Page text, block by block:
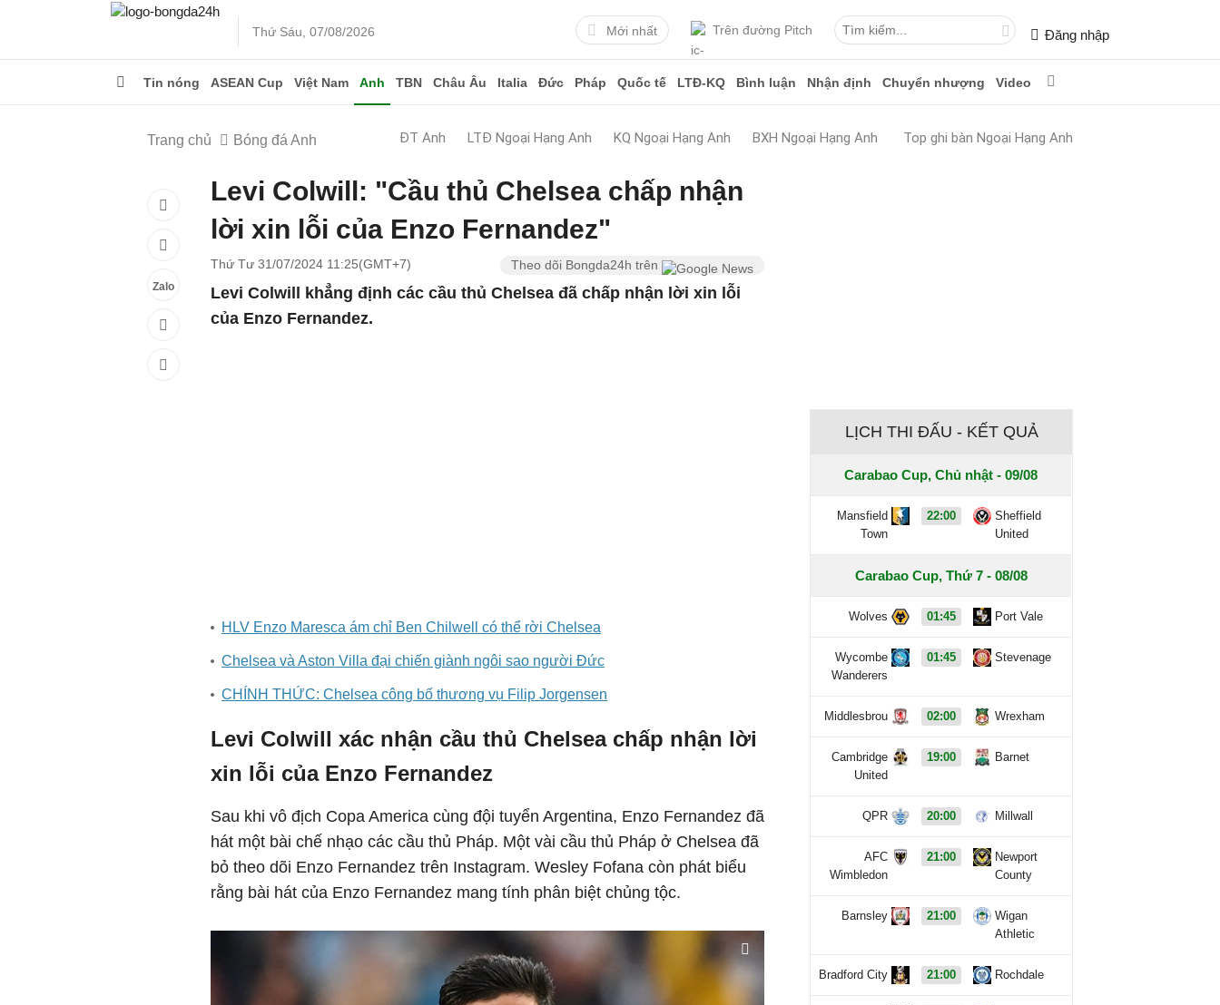
Thứ Sáu, 07/08/2026 Mới nhất Trên đường Pitch Đăng nhập
Tin nóng ASEAN Cup Việt Nam Anh TBN Châu Âu Italia Đức Pháp Quốc tế LTĐ-KQ Bình luận Nhận định Chuyển nhượng Video
Trang chủ Bóng đá Anh ĐT Anh LTĐ Ngoại Hạng Anh KQ Ngoại Hạng Anh BXH Ngoại Hạng Anh Top ghi bàn Ngoại Hạng Anh
Zalo
Levi Colwill: "Cầu thủ Chelsea chấp nhận
lời xin lỗi của Enzo Fernandez"
Thứ Tư 31/07/2024 11:25(GMT+7) Theo dõi Bongda24h trên
Levi Colwill khẳng định các cầu thủ Chelsea đã chấp nhận lời xin lỗi
của Enzo Fernandez.
HLV Enzo Maresca ám chỉ Ben Chilwell có thể rời Chelsea
Chelsea và Aston Villa đại chiến giành ngôi sao người Đức
CHÍNH THỨC: Chelsea công bố thương vụ Filip Jorgensen
Levi Colwill xác nhận cầu thủ Chelsea chấp nhận lời
xin lỗi của Enzo Fernandez
Sau khi vô địch Copa America cùng đội tuyển Argentina, Enzo Fernandez đã
hát một bài chế nhạo các cầu thủ Pháp. Một vài cầu thủ Pháp ở Chelsea đã
bỏ theo dõi Enzo Fernandez trên Instagram. Wesley Fofana còn phát biểu
rằng bài hát của Enzo Fernandez mang tính phân biệt chủng tộc.
LỊCH THI ĐẤU - KẾT QUẢ
Carabao Cup, Chủ nhật - 09/08
Mansfield
Town
22:00
Sheffield
United
Carabao Cup, Thứ 7 - 08/08
Wolves 01:45 Port Vale
Wycombe
Wanderers
01:45 Stevenage
Middlesbrou 02:00 Wrexham
Cambridge
United
19:00 Barnet
QPR 20:00 Millwall
AFC
Wimbledon
21:00
Newport
County
Barnsley 21:00
Wigan
Athletic
Bradford City 21:00 Rochdale